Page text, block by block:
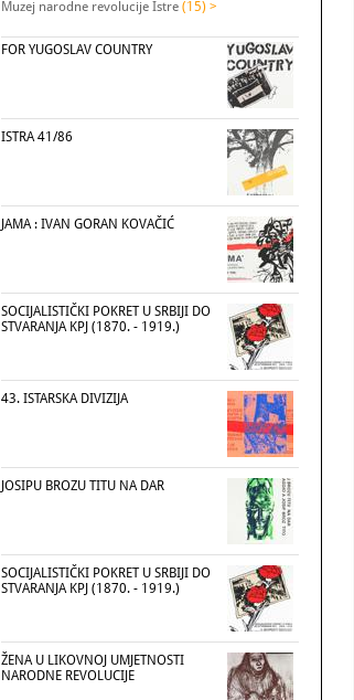
Muzej narodne revolucije Istre (15) >
FOR YUGOSLAV COUNTRY
ISTRA 41/86
JAMA : IVAN GORAN KOVAČIĆ
SOCIJALISTIČKI POKRET U SRBIJI DO
STVARANJA KPJ (1870. - 1919.)
43. ISTARSKA DIVIZIJA
JOSIPU BROZU TITU NA DAR
SOCIJALISTIČKI POKRET U SRBIJI DO
STVARANJA KPJ (1870. - 1919.)
ŽENA U LIKOVNOJ UMJETNOSTI
NARODNE REVOLUCIJE